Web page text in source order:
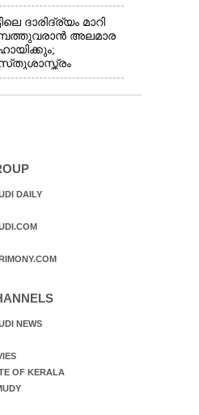
ദാരിദ്ര്യം മാറി
അലമാര
അനുസരിക്കാം
DAILY
NEWS
OF KERALA